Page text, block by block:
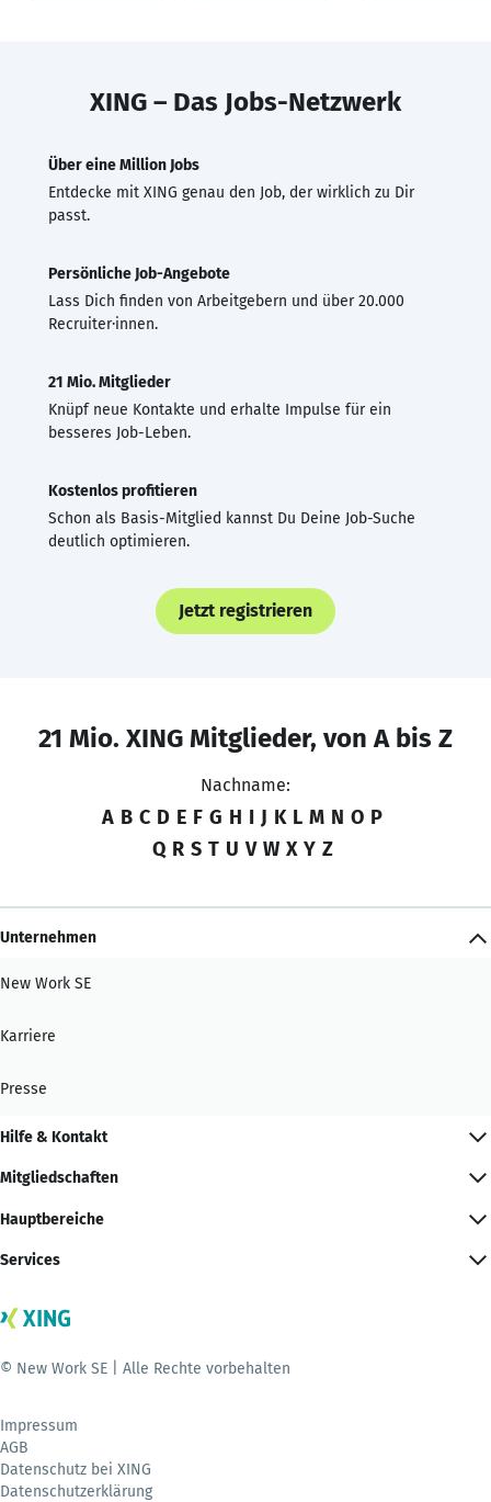
XING – Das Jobs-Netzwerk
Über eine Million Jobs
Entdecke mit XING genau den Job, der wirklich zu Dir
passt.
Persönliche Job-Angebote
Lass Dich finden von Arbeitgebern und über 20.000
Recruiter·innen.
21 Mio. Mitglieder
Knüpf neue Kontakte und erhalte Impulse für ein
besseres Job-Leben.
Kostenlos profitieren
Schon als Basis-Mitglied kannst Du Deine Job-Suche
deutlich optimieren.
Jetzt registrieren
21 Mio. XING Mitglieder, von A bis Z
Nachname:
A B C D E F G H I J K L M N O P
Q R S T U V W X Y Z
Unternehmen
New Work SE
Karriere
Presse
Hilfe & Kontakt
Mitgliedschaften
Hauptbereiche
Services
© New Work SE | Alle Rechte vorbehalten
Impressum
AGB
Datenschutz bei XING
Datenschutzerklärung